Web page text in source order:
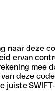
naar deze
ervan
mee
deze
juiste